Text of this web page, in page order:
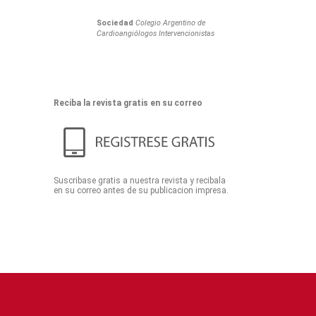
Sociedad Colegio Argentino de
Cardioangiólogos Intervencionistas
Reciba la revista gratis en su correo
Suscribase gratis a nuestra revista y recibala
en su correo antes de su publicacion impresa.